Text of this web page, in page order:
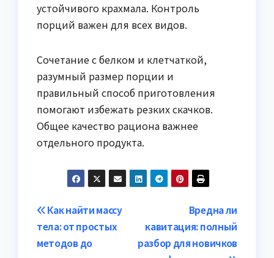
устойчивого крахмала. Контроль
порций важен для всех видов.
Сочетание с белком и клетчаткой,
разумный размер порции и
правильный способ приготовления
помогают избежать резких скачков.
Общее качество рациона важнее
отдельного продукта.
Навигация
по
Вредна ли
кавитация: полный
разбор для новичков
Как найти массу
тела: от простых
методов до